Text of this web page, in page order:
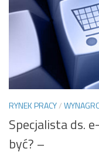
RYNEK PRACY/
Specjalista ds.
być? –